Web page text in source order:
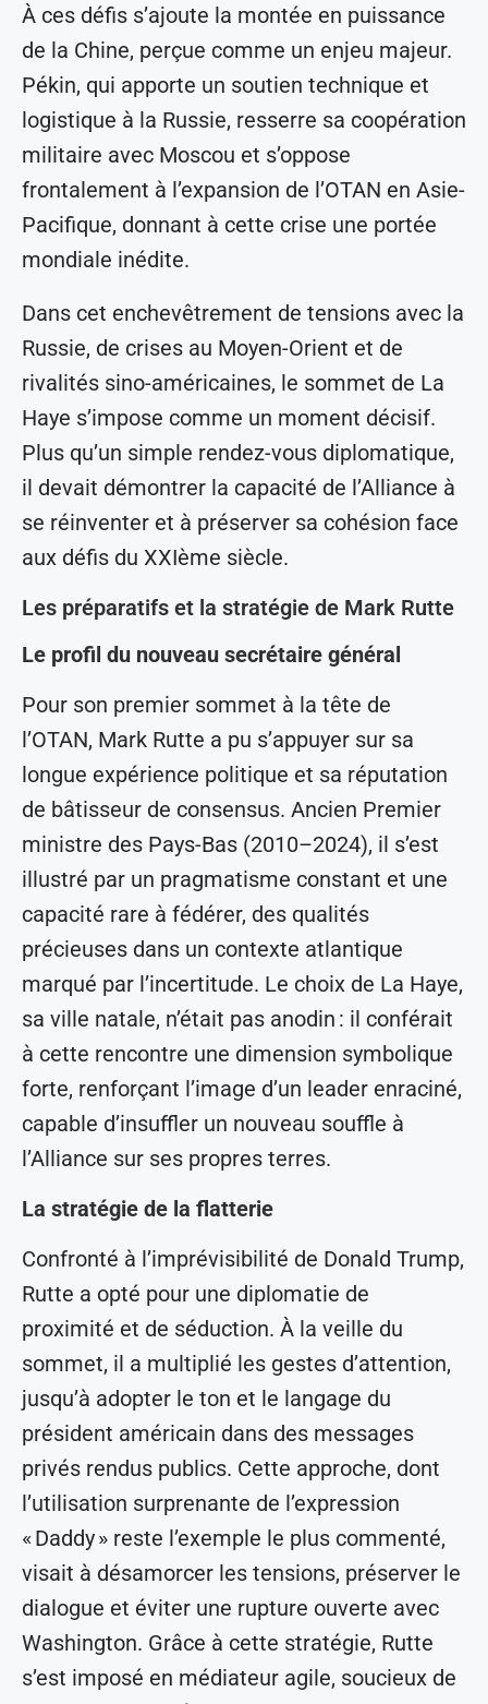
À ces défis s’ajoute la montée en puissance
de la Chine, perçue comme un enjeu majeur.
Pékin, qui apporte un soutien technique et
logistique à la Russie, resserre sa coopération
militaire avec Moscou et s’oppose
frontalement à l’expansion de l’OTAN en Asie-
Pacifique, donnant à cette crise une portée
mondiale inédite.
Dans cet enchevêtrement de tensions avec la
Russie, de crises au Moyen-Orient et de
rivalités sino-américaines, le sommet de La
Haye s’impose comme un moment décisif.
Plus qu’un simple rendez-vous diplomatique,
il devait démontrer la capacité de l’Alliance à
se réinventer et à préserver sa cohésion face
aux défis du XXIème siècle.
Les préparatifs et la stratégie de Mark Rutte
Le profil du nouveau secrétaire général
Pour son premier sommet à la tête de
l’OTAN, Mark Rutte a pu s’appuyer sur sa
longue expérience politique et sa réputation
de bâtisseur de consensus. Ancien Premier
ministre des Pays-Bas (2010–2024), il s’est
illustré par un pragmatisme constant et une
capacité rare à fédérer, des qualités
précieuses dans un contexte atlantique
marqué par l’incertitude. Le choix de La Haye,
sa ville natale, n’était pas anodin : il conférait
à cette rencontre une dimension symbolique
forte, renforçant l’image d’un leader enraciné,
capable d’insuffler un nouveau souffle à
l’Alliance sur ses propres terres.
La stratégie de la flatterie
Confronté à l’imprévisibilité de Donald Trump,
Rutte a opté pour une diplomatie de
proximité et de séduction. À la veille du
sommet, il a multiplié les gestes d’attention,
jusqu’à adopter le ton et le langage du
président américain dans des messages
privés rendus publics. Cette approche, dont
l’utilisation surprenante de l’expression
« Daddy » reste l’exemple le plus commenté,
visait à désamorcer les tensions, préserver le
dialogue et éviter une rupture ouverte avec
Washington. Grâce à cette stratégie, Rutte
s’est imposé en médiateur agile, soucieux de